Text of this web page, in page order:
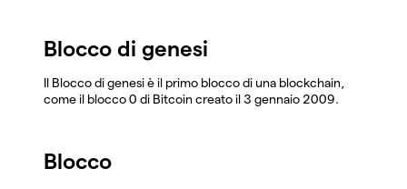
Blocco di genesi
Il Blocco di genesi è il primo blocco di una blockchain,
come il blocco 0 di Bitcoin creato il 3 gennaio 2009.
Blocco